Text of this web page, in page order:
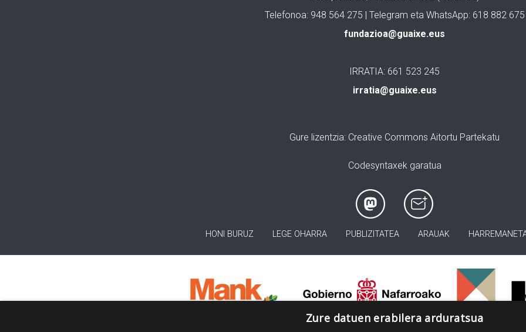
Telefonoa: 948 564 275 | Telegram eta WhatsApp: 618 882 675
fundazioa@guaixe.eus
IRRATIA: 661 523 245
irratia@guaixe.eus
Gure lizentzia: Creative Commons Aitortu Partekatu
Codesyntaxek garatua
HONI BURUZ LEGE OHARRA PUBLIZITATEA ARAUAK
Zure datuen erabilera arduratsua